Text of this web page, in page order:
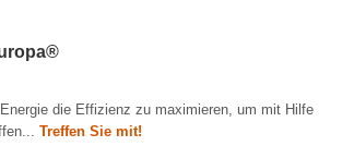
die Effizienz zu maximieren, um mit Hilfe
Treffen Sie mit!